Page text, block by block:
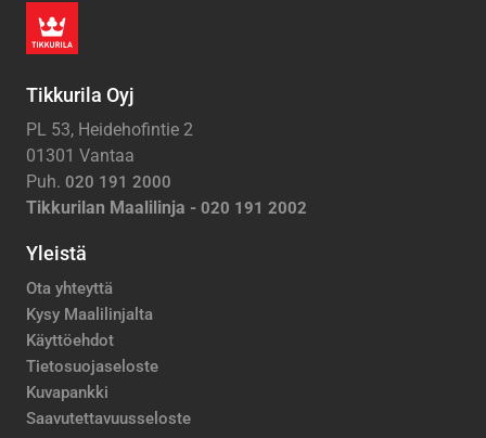
Tikkurila Oyj
PL 53, Heidehofintie 2
01301 Vantaa
Puh. 020 191 2000
Tikkurilan Maalilinja - 020 191 2002
Yleistä
Ota yhteyttä
Kysy Maalilinjalta
Käyttöehdot
Tietosuojaseloste
Kuvapankki
Saavutettavuusseloste